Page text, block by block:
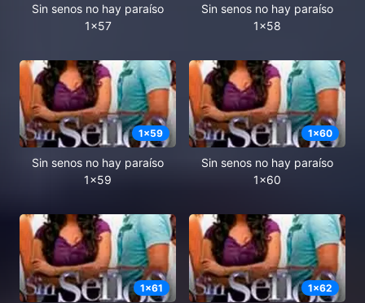
Sin senos no hay paraíso
1x57
Sin senos no hay paraíso
1x58
1x59
Sin senos no hay paraíso
1x59
1x60
Sin senos no hay paraíso
1x60
1x61 1x62